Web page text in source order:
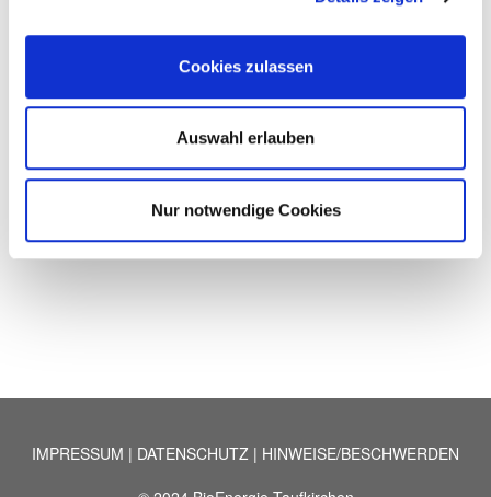
Cookies zulassen
Auswahl erlauben
Nur notwendige Cookies
Fernwärmeversorgung im bisherigen
Taufkirchen GmbH.
Lernen Sie die Stadtwerke München
hierkennen.
IMPRESSUM | DATENSCHUTZ | HINWEISE/BESCHWERDEN